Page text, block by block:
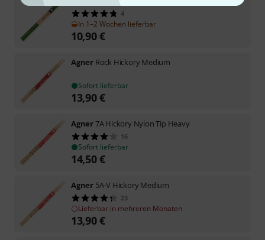
4
In 1–2 Wochen lieferbar
10,90€
Agner Rock Hickory Medium
Sofort lieferbar
13,90€
Agner7A Hickory Nylon Tip Heavy
16
Sofort lieferbar
14,50€
Agner 5A-V Hickory Medium
23
Lieferbar in mehreren Monaten
13,90€